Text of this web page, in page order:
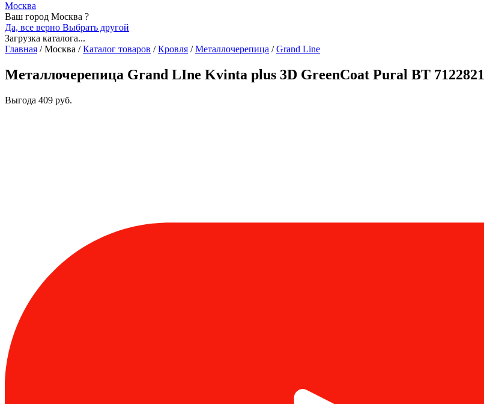
Москва
Ваш город Москва ?
Да, все верно Выбрать другой
Загрузка каталога...
Главная /Москва / Каталог товаров / Кровля / Металлочерепица / Grand Line
Металлочерепица Grand LIne Kvinta plus 3D GreenCoat Pural BT 7122821
Выгода 409 руб.